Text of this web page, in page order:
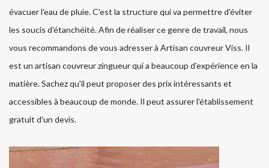
évacuer l'eau de pluie. C'est la structure qui va permettre d'éviter
les soucis d'étanchéité. Afin de réaliser ce genre de travail, nous
vous recommandons de vous adresser à Artisan couvreur Viss. Il
est un artisan couvreur zingueur qui a beaucoup d'expérience en la
matière. Sachez qu'il peut proposer des prix intéressants et
accessibles à beaucoup de monde. Il peut assurer l'établissement
gratuit d'un devis.